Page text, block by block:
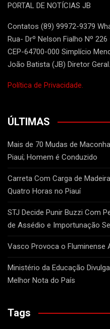
PORTAL DE NOTÍCIAS JB
Contatos (89) 99972-9379
Rua- Drº Nelson Fialho Nº
CEP-64700-000 Simplício
João Batista (JB) Diretor Geral.
Política de Privacidade.
ÚLTIMAS
Mais de 70 Mudas de
Piauí; Homem é Conduzido
Carreta Com Carga de
Quatro Horas no Piauí
STJ Decide Punir Buzzi Com
de Assédio e Importunação
Vasco Provoca o Fluminense
Ministério da Educação
Melhor Nota do País
Tags